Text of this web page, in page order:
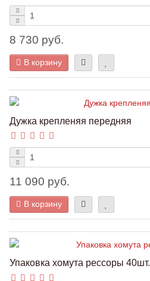
8 730 руб.
В корзину
Дужка крепленяя передняя
11 090 руб.
В корзину
Упаковка хомута рессоры 40шт.